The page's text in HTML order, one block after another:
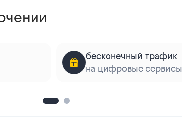
бесконечный трафик
на цифровые сервисы